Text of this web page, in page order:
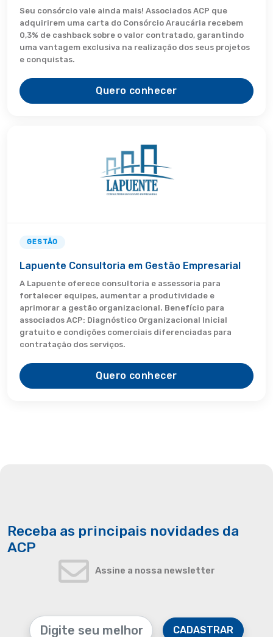
Seu consórcio vale ainda mais! Associados ACP que
adquirirem uma carta do Consórcio Araucária recebem
0,3% de cashback sobre o valor contratado, garantindo
uma vantagem exclusiva na realização dos seus projetos
e conquistas.
Quero conhecer
GESTÃO
Lapuente Consultoria em Gestão Empresarial
A Lapuente oferece consultoria e assessoria para
fortalecer equipes, aumentar a produtividade e
aprimorar a gestão organizacional. Benefício para
associados ACP: Diagnóstico Organizacional Inicial
gratuito e condições comerciais diferenciadas para
contratação dos serviços.
Quero conhecer
Receba as principais novidades da
ACP
Assine a nossa newsletter
CADASTRAR